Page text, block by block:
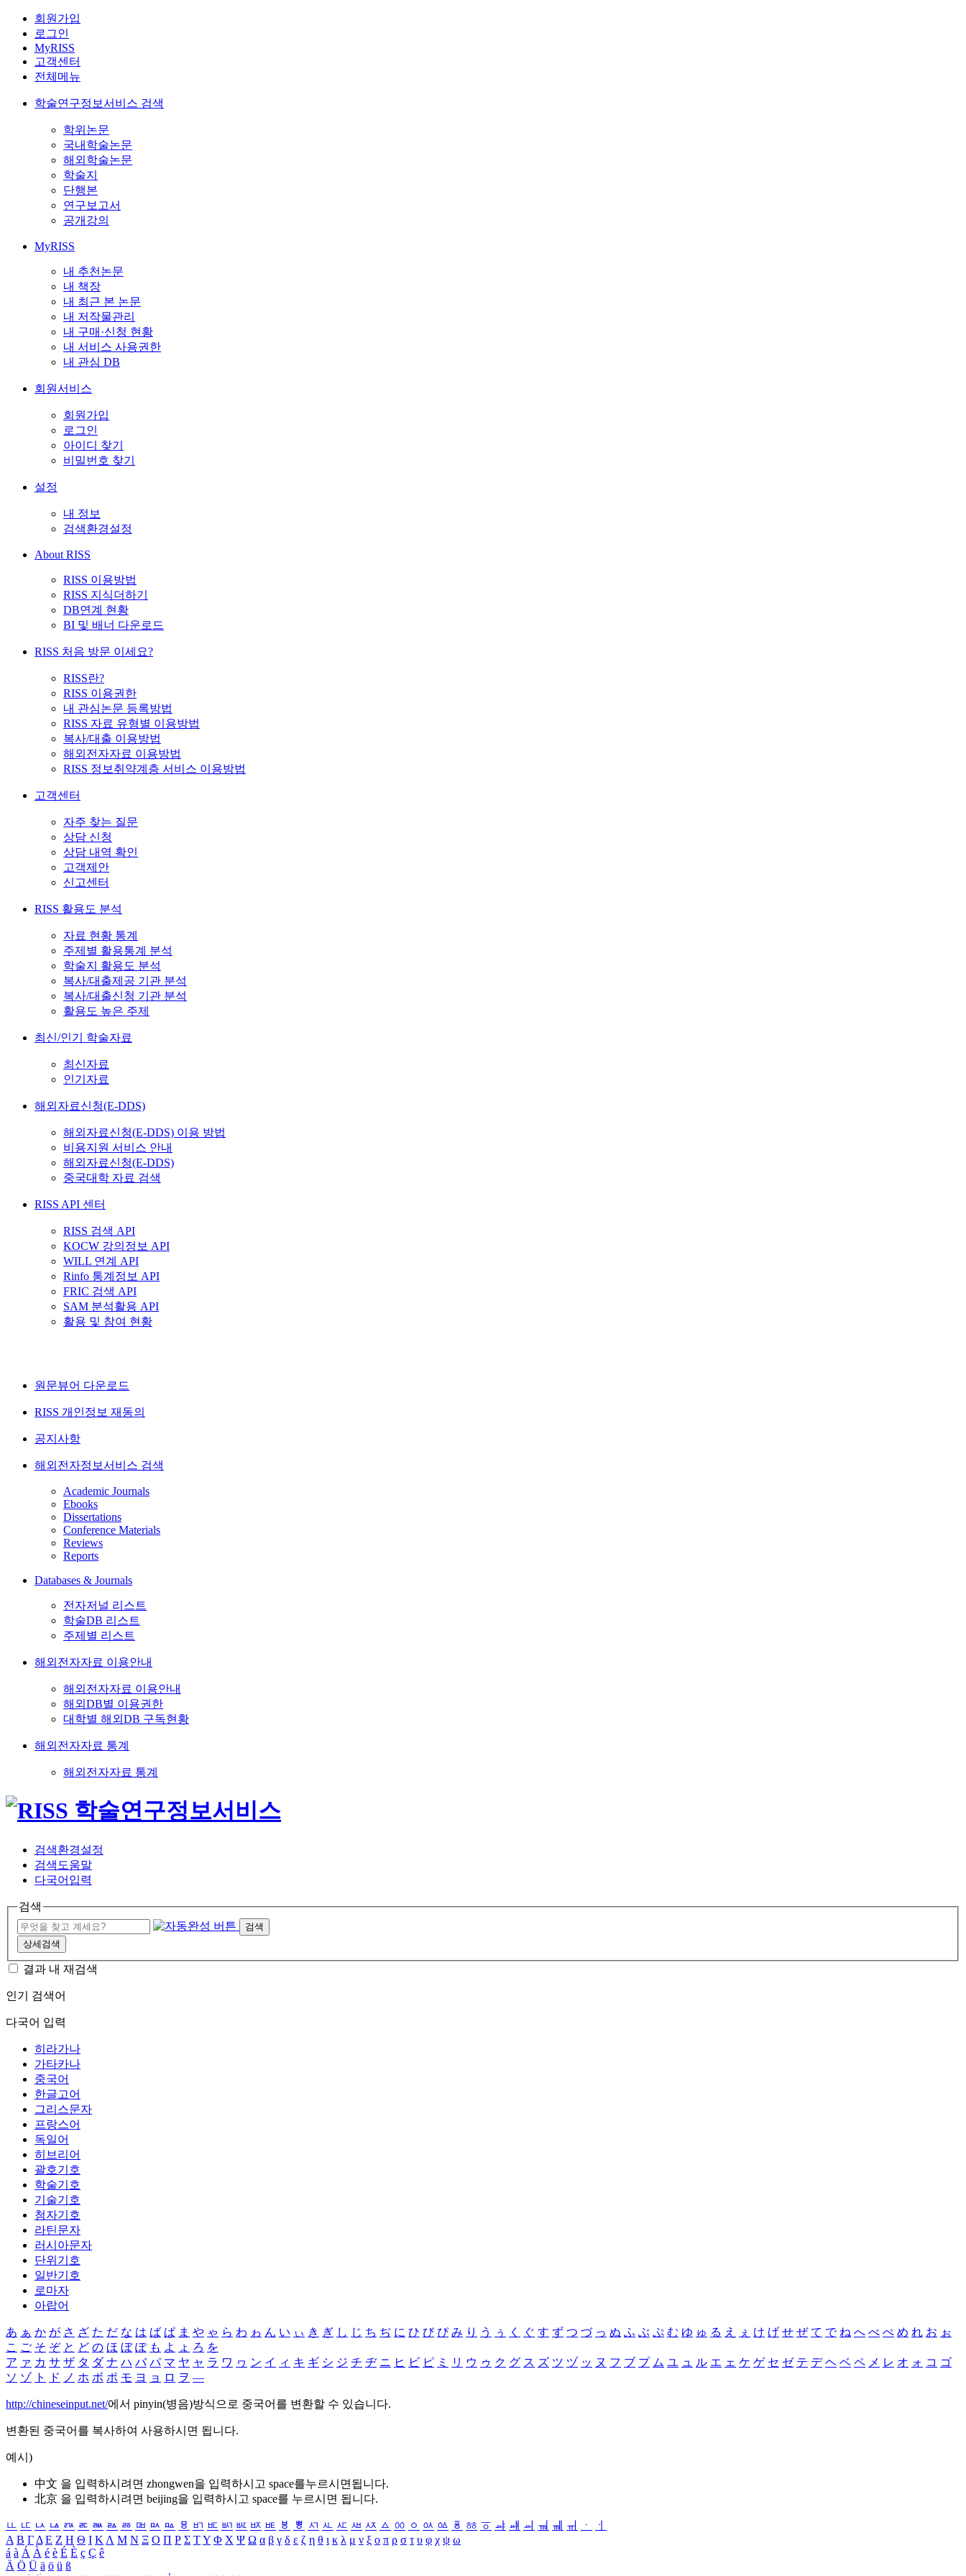
회원가입
로그인
MyRISS
고객센터
전체메뉴
학술연구정보서비스 검색
학위논문
국내학술논문
해외학술논문
학술지
단행본
연구보고서
공개강의
MyRISS
내 추천논문
내 책장
내 최근 본 논문
내 저작물관리
내 구매·신청 현황
내 서비스 사용권한
내 관심 DB
회원서비스
회원가입
로그인
아이디 찾기
비밀번호 찾기
설정
내 정보
검색환경설정
About RISS
RISS 이용방법
RISS 지식더하기
DB연계 현황
BI 및 배너 다운로드
RISS 처음 방문 이세요?
RISS란?
RISS 이용권한
내 관심논문 등록방법
RISS 자료 유형별 이용방법
복사/대출 이용방법
해외전자자료 이용방법
RISS 정보취약계층 서비스 이용방법
고객센터
자주 찾는 질문
상담 신청
상담 내역 확인
고객제안
신고센터
RISS 활용도 분석
자료 현황 통계
주제별 활용통계 분석
학술지 활용도 분석
복사/대출제공 기관 분석
복사/대출신청 기관 분석
활용도 높은 주제
최신/인기 학술자료
최신자료
인기자료
해외자료신청(E-DDS)
해외자료신청(E-DDS) 이용 방법
비용지원 서비스 안내
해외자료신청(E-DDS)
중국대학 자료 검색
RISS API 센터
RISS 검색 API
KOCW 강의정보 API
WILL 연계 API
Rinfo 통계정보 API
FRIC 검색 API
SAM 분석활용 API
활용 및 참여 현황
원문뷰어 다운로드
RISS 개인정보 재동의
공지사항
해외전자정보서비스 검색
Academic Journals
Ebooks
Dissertations
Conference Materials
Reviews
Reports
Databases & Journals
전자저널 리스트
학술DB 리스트
주제별 리스트
해외전자자료 이용안내
해외전자자료 이용안내
해외DB별 이용권한
대학별 해외DB 구독현황
해외전자자료 통계
해외전자자료 통계
검색환경설정
검색도움말
다국어입력
검색
검색
상세검색
결과 내 재검색
인기 검색어
다국어 입력
히라가나
가타카나
중국어
한글고어
그리스문자
프랑스어
독일어
히브리어
괄호기호
학술기호
기술기호
첨자기호
라틴문자
러시아문자
단위기호
일반기호
로마자
아랍어
あ ぁ か が さ ざ た だ な は ば ぱ ま や ゃ ら わ ゎ ん い ぃ き ぎ し じ ち ぢ に ひ び ぴ み り う ぅ く ぐ す ず つ づ っ ぬ ふ ぶ ぷ む ゆ ゅ る え ぇ け げ せ ぜ て で ね へ べ ぺ め れ お ぉ
こ ご そ ぞ と ど の ほ ぼ ぽ も よ ょ ろ を
ア ァ カ サ ザ タ ダ ナ ハ バ パ マ ヤ ャ ラ ワ ヮ ン イ ィ キ ギ シ ジ チ ヂ ニ ヒ ビ ピ ミ リ ウ ゥ ク グ ス ズ ツ ヅ ッ ヌ フ ブ プ ム ユ ュ ル エ ェ ケ ゲ セ ゼ テ デ ヘ ベ ペ メ レ オ ォ コ ゴ
ソ ゾ ト ド ノ ホ ボ ポ モ ヨ ョ ロ ヲ ―
http://chineseinput.net/에서 pinyin(병음)방식으로 중국어를 변환할 수 있습니다.
변환된 중국어를 복사하여 사용하시면 됩니다.
예시)
中文 을 입력하시려면 zhongwen을 입력하시고 space를누르시면됩니다.
北京 을 입력하시려면 beijing을 입력하시고 space를 누르시면 됩니다.
ㅥ ㅦ ㅧ ㅨ ㅩ ㅪ ㅫ ㅬ ㅭ ㅮ ㅯ ㅰ ㅱ ㅲ ㅳ ㅴ ㅵ ㅶ ㅷ ㅸ ㅹ ㅺ ㅻ ㅼ ㅽ ㅾ ㅿ ㆀ ㆁ ㆂ ㆃ ㆄ ㆅ ㆆ ㆇ ㆈ ㆉ ㆊ ㆋ ㆌ ㆍ
ㆎ
Α Β ΓΔ Ε Ζ Η Θ Ι ΚΛ Μ Ν Ξ Ο Π Ρ Σ ΤΥ Φ Χ Ψ Ω α β γ δ ε ζ η θ ι κ λ μ ν ξ ο π ρ σ τ υ φ χ ψ ω
á à Á À é è É È ç Ç ê
Ä Ö Ü ä ö ü ß